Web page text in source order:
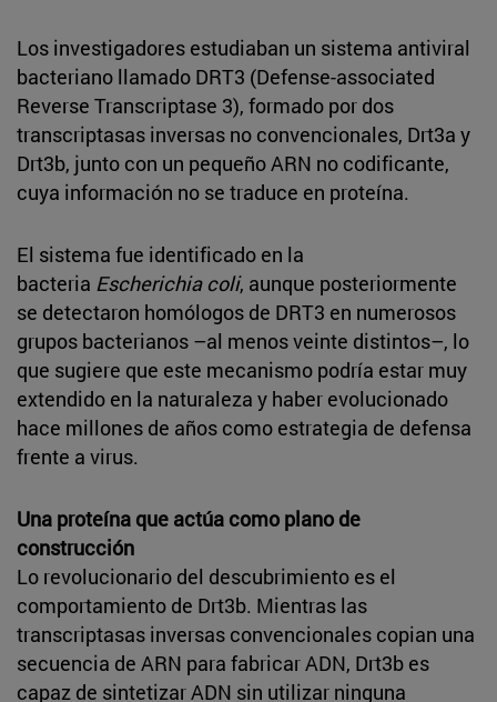
Los investigadores estudiaban un sistema antiviral
bacteriano llamado DRT3 (Defense-associated
Reverse Transcriptase 3), formado por dos
transcriptasas inversas no convencionales, Drt3a y
Drt3b, junto con un pequeño ARN no codificante,
cuya información no se traduce en proteína.
El sistema fue identificado en la
bacteria Escherichia coli, aunque posteriormente
se detectaron homólogos de DRT3 en numerosos
grupos bacterianos –al menos veinte distintos–, lo
que sugiere que este mecanismo podría estar muy
extendido en la naturaleza y haber evolucionado
hace millones de años como estrategia de defensa
frente a virus.
Una proteína que actúa como plano de
construcción
Lo revolucionario del descubrimiento es el
comportamiento de Drt3b. Mientras las
transcriptasas inversas convencionales copian una
secuencia de ARN para fabricar ADN, Drt3b es
capaz de sintetizar ADN sin utilizar ninguna